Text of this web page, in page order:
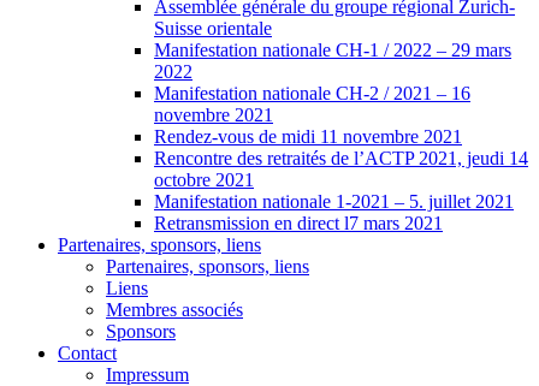
Assemblée générale du groupe régional Zurich-
Suisse orientale
Manifestation nationale CH-1 / 2022 – 29 mars
2022
Manifestation nationale CH-2 / 2021 – 16
novembre 2021
Rendez-vous de midi 11 novembre 2021
Rencontre des retraités de l’ACTP 2021, jeudi 14
octobre 2021
Manifestation nationale 1-2021 – 5. juillet 2021
Retransmission en direct l7 mars 2021
Partenaires, sponsors, liens
Partenaires, sponsors, liens
Liens
Membres associés
Sponsors
Contact
Impressum